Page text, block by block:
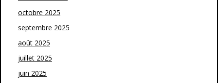
octobre 2025
septembre 2025
août 2025
juillet 2025
juin 2025